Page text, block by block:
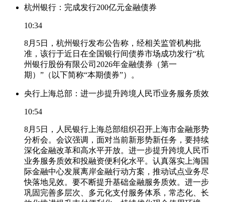
杭州银行：完成发行200亿元金融债券
10:34
8月5日，杭州银行发布公告称，经相关监管机构批
准，该行于近日在全国银行间债券市场成功发行“杭
州银行股份有限公司2026年金融债券（第一
期）”（以下简称“本期债券”）。
央行上海总部：进一步提升跨境人民币业务服务质效
10:54
8月5日，人民银行上海总部组织召开上海市金融形势
分析会。会议强调，面对当前新形势新任务，要持续
深化金融改革和高水平开放。进一步提升跨境人民币
业务服务质效和投融资便利化水平。认真落实上海国
际金融中心发展离岸金融行动方案，推动试点业务尽
快落地见效。要不断提升基础金融服务质效。进一步
巩固完善多层次、多元化支付服务体系，常态化、长